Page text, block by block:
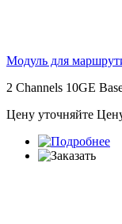
Модуль для
2 Channels 10GE
Цену уточняйте